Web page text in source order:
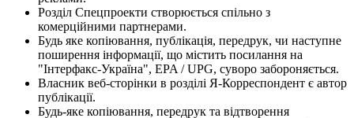
Розділ Спецпроекти створюється спільно з
комерційними партнерами.
Будь яке копіювання, публікація, передрук, чи наступне
поширення інформації, що містить посилання на
"Інтерфакс-Україна", EPA / UPG, суворо забороняється.
Власник веб-сторінки в розділі Я-Корреспондент є автор
публікації.
Будь-яке копіювання, передрук та відтворення